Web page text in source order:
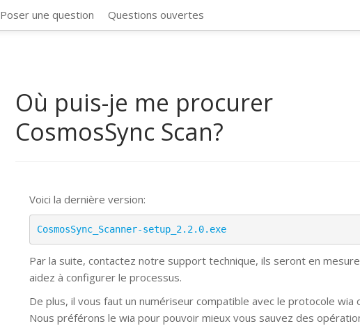
Poser une question Questions ouvertes
Où puis-je me procurer
CosmosSync Scan?
Voici la dernière version:
CosmosSync_Scanner-setup_2.2.0.exe
Par la suite, contactez notre support technique, ils seront en
aidez à configurer le processus.
De plus, il vous faut un numériseur compatible avec le protocole wia
Nous préférons le wia pour pouvoir mieux vous sauvez des